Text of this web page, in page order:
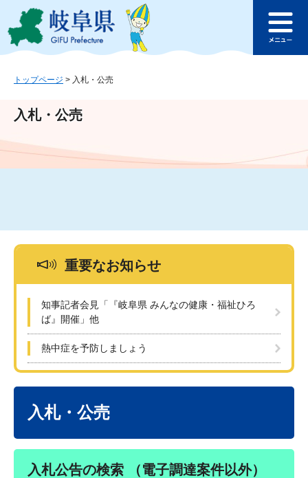
ジ
ュ
文
このページの本文へ
ュ
トップページ > 入札・公売
入札・公売
重要なお知らせ
知事記者会見「『岐阜県 みんなの健康・福祉ひろ
ば』開催」他
熱中症を予防しましょう
入札・公売
入札公告の検索 （電子調達案件以外）